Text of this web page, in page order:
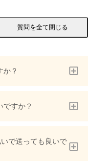
か？
ですか？
で送っても良いで